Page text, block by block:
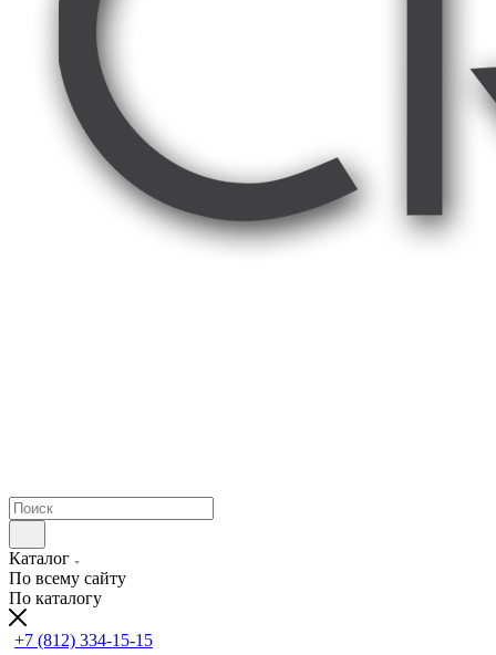
Каталог
По всему сайту
По каталогу
+7 (812) 334-15-15